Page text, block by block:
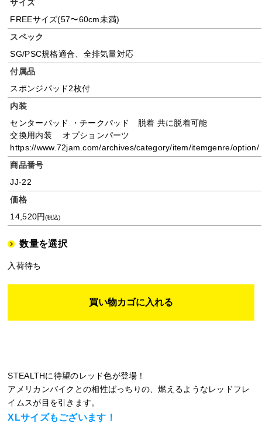
サイズ
FREEサイズ(57〜60cm未満)
スペック
SG/PSC規格適合、全排気量対応
付属品
スポンジパッド2枚付
内装
センターパッド ・チークパッド 脱着 共に脱着可能
交換用内装 オプションパーツ
https://www.72jam.com/archives/category/item/itemgenre/option/
商品番号
JJ-22
価格
14,520円(税込)
数量を選択
入荷待ち
STEALTHに待望のレッド色が登場！
アメリカンバイクとの相性ばっちりの、燃えるようなレッドフレ
イムスが目を引きます。
XLサイズもございます！